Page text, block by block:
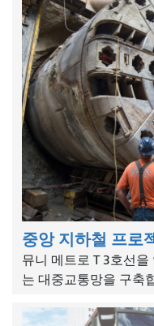
중앙 지하철 프로
뮤니 메트로 T 3호선
는 대중교통망을 구축